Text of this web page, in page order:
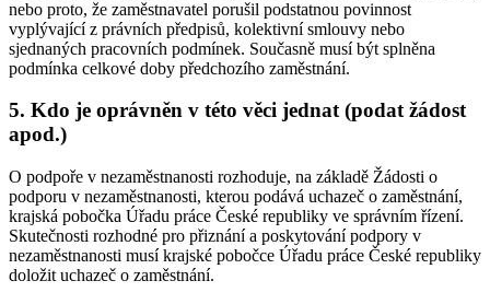
nebo proto, že zaměstnavatel porušil podstatnou povinnost
vyplývající z právních předpisů, kolektivní smlouvy nebo
sjednaných pracovních podmínek. Současně musí být splněna
podmínka celkové doby předchozího zaměstnání.
5. Kdo je oprávněn v této věci jednat (podat žádost
apod.)
O podpoře v nezaměstnanosti rozhoduje, na základě Žádosti o
podporu v nezaměstnanosti, kterou podává uchazeč o zaměstnání,
krajská pobočka Úřadu práce České republiky ve správním řízení.
Skutečnosti rozhodné pro přiznání a poskytování podpory v
nezaměstnanosti musí krajské pobočce Úřadu práce České republiky
doložit uchazeč o zaměstnání.